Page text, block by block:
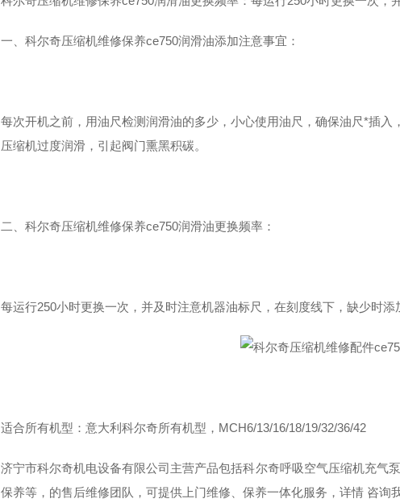
一、科尔奇压缩机维修保养ce750润滑油添加注意事宜：
每次开机之前，用油尺检测润滑油的多少，小心使用油尺，确保油尺*插
压缩机过度润滑，引起阀门熏黑积碳。
二、科尔奇压缩机维修保养ce750润滑油更换频率：
每运行250小时更换一次，并及时注意机器油标尺，在刻度线下，缺少时添
适合所有机型：意大利科尔奇所有机型，MCH6/13/16/18/19/32/36/42
济宁市科尔奇机电设备有限公司主营产品包括科尔奇呼吸空气压缩机充气
保养等，的售后维修团队，可提供上门维修、保养一体化服务，详情 咨询